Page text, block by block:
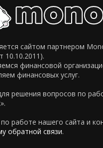
сайтом партнером
финансовой
финансовых услуг.
решения вопросов по
работе нашего сайта и
обратной связи.